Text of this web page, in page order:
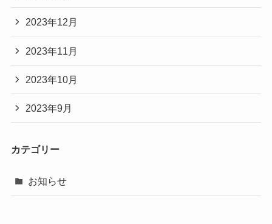
2023年12月
2023年11月
2023年10月
2023年9月
カテゴリー
お知らせ